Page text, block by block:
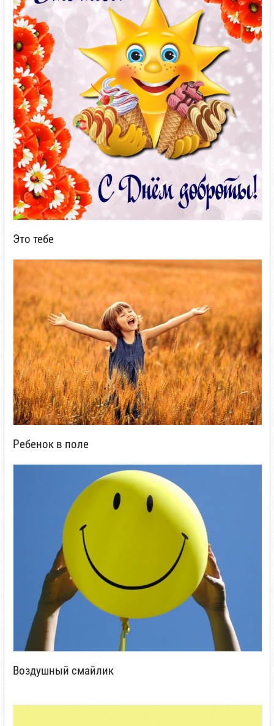
Это тебе
Ребенок в поле
Воздушный смайлик